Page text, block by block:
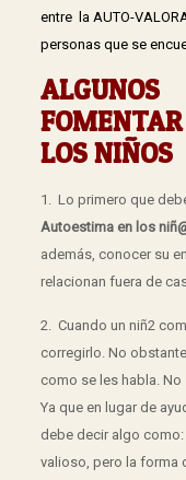
entre la AUTO-
personas que se
LOS NIÑOS
1. Lo primero que
Autoestima en los
además, conocer su
relacionan fuera de
2. Cuando un niñ2
corregirlo. No
como se les habla.
Ya que en lugar de
debe decir algo
valioso, pero la forma